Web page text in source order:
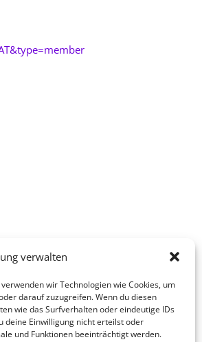
verwalten
wir Technologien wie Cookies, um
darauf zuzugreifen. Wenn du diesen
wie das Surfverhalten oder eindeutige IDs
deine Einwilligung nicht erteilst oder
und Funktionen beeinträchtigt werden.
Handy).